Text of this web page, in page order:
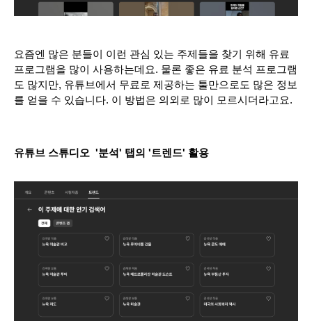
요즘엔 많은 분들이 이런 관심 있는 주제들을 찾기 위해 유료
프로그램을 많이 사용하는데요. 물론 좋은 유료 분석 프로그램
도 많지만, 유튜브에서 무료로 제공하는 툴만으로도 많은 정보
를 얻을 수 있습니다. 이 방법은 의외로 많이 모르시더라고요.
유튜브 스튜디오  '분석' 탭의 '트렌드' 활용